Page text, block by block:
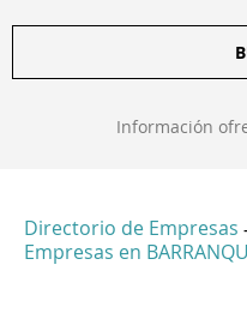
Información
Directorio de Empresas
Empresas en